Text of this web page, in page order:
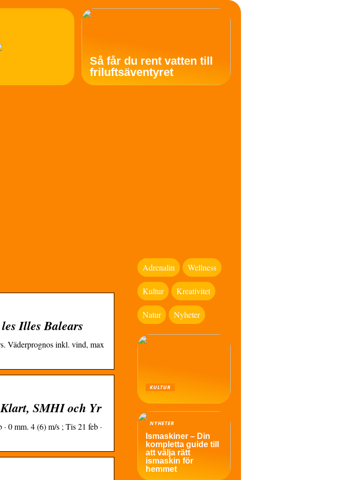
Så får du rent vatten till
friluftsäventyret
Illes Balears
Väderprognos inkl. vind, max
SMHI och Yr
0 mm. 4 (6) m/s ; Tis 21 feb ·
Adrenalin Wellness
Kultur Kreativitet
Natur Nyheter
KULTUR
NYHETER
Ismaskiner – Din
kompletta guide till
att välja rätt
ismaskin för
hemmet